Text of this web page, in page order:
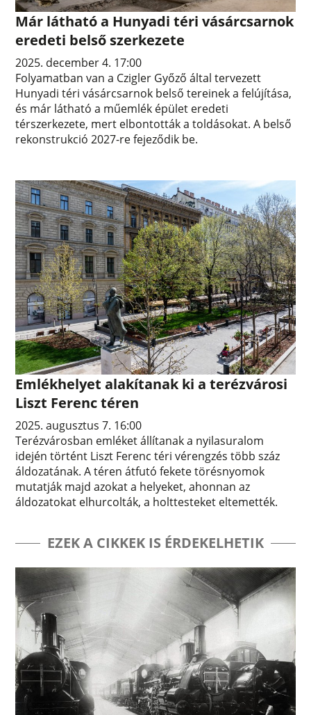
Már látható a Hunyadi téri vásárcsarnok
eredeti belső szerkezete
2025. december 4. 17:00
Folyamatban van a Czigler Győző által tervezett
Hunyadi téri vásárcsarnok belső tereinek a felújítása,
és már látható a műemlék épület eredeti
térszerkezete, mert elbontották a toldásokat. A belső
rekonstrukció 2027-re fejeződik be.
Emlékhelyet alakítanak ki a terézvárosi
Liszt Ferenc téren
2025. augusztus 7. 16:00
Terézvárosban emléket állítanak a nyilasuralom
idején történt Liszt Ferenc téri vérengzés több száz
áldozatának. A téren átfutó fekete törésnyomok
mutatják majd azokat a helyeket, ahonnan az
áldozatokat elhurcolták, a holttesteket eltemették.
EZEK A CIKKEK IS ÉRDEKELHETIK